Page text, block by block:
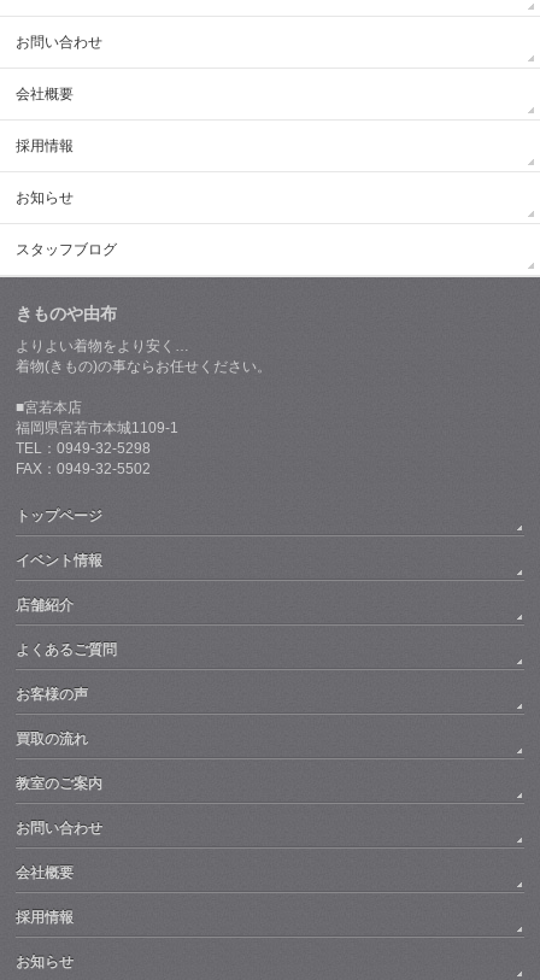
お問い合わせ
会社概要
採用情報
お知らせ
スタッフブログ
きものや由布
よりよい着物をより安く…
着物(きもの)の事ならお任せください。
■宮若本店
福岡県宮若市本城1109-1
TEL：0949-32-5298
FAX：0949-32-5502
トップページ
イベント情報
店舗紹介
よくあるご質問
お客様の声
買取の流れ
教室のご案内
お問い合わせ
会社概要
採用情報
お知らせ